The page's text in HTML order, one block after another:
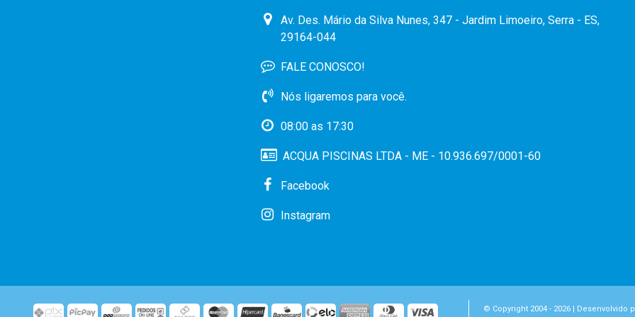
Av. Des. Mário da Silva Nunes, 347 - Jardim Limoeiro, Serra - ES,
29164-044
FALE CONOSCO!
Nós ligaremos para você.
08:00 as 17:30
ACQUA PISCINAS LTDA - ME - 10.936.697/0001-60
Facebook
Instagram
© Copyright 2004 - 2026 | Desenvolvido